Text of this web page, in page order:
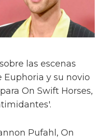
las escenas
Euphoria y su novio
On Swift Horses,
Pufahl, On